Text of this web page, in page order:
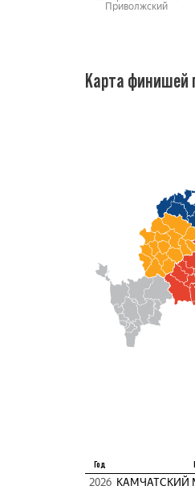
Приволжский
Карта финишей
Год
2026 КАМЧАТСКИЙ